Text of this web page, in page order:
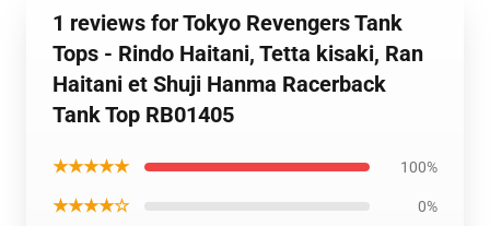
1 reviews for Tokyo Revengers Tank
Tops - Rindo Haitani, Tetta kisaki, Ran
Haitani et Shuji Hanma Racerback
Tank Top RB01405
★★★★★ 100%
★★★★☆ 0%